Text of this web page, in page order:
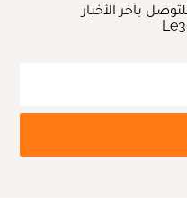
بآخر الأخبار